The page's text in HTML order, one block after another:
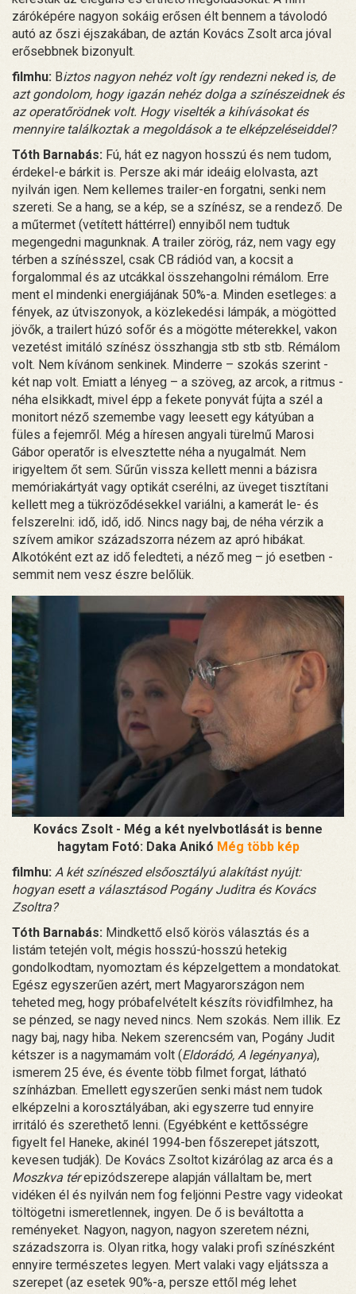
záróképére nagyon sokáig erősen élt bennem a távolodó
autó az őszi éjszakában, de aztán Kovács Zsolt arca jóval
erősebbnek bizonyult.
filmhu: Biztos nagyon nehéz volt így rendezni neked is, de
azt gondolom, hogy igazán nehéz dolga a színészeidnek és
az operatőrödnek volt. Hogy viselték a kihívásokat és
mennyire találkoztak a megoldások a te elképzeléseiddel?
Tóth Barnabás: Fú, hát ez nagyon hosszú és nem tudom,
érdekel-e bárkit is. Persze aki már ideáig elolvasta, azt
nyilván igen. Nem kellemes trailer-en forgatni, senki nem
szereti. Se a hang, se a kép, se a színész, se a rendező. De
a műtermet (vetített háttérrel) ennyiből nem tudtuk
megengedni magunknak. A trailer zörög, ráz, nem vagy egy
térben a színésszel, csak CB rádiód van, a kocsit a
forgalommal és az utcákkal összehangolni rémálom. Erre
ment el mindenki energiájának 50%-a. Minden esetleges: a
fények, az útviszonyok, a közlekedési lámpák, a mögötted
jövők, a trailert húzó sofőr és a mögötte méterekkel, vakon
vezetést imitáló színész összhangja stb stb stb. Rémálom
volt. Nem kívánom senkinek. Minderre – szokás szerint -
két nap volt. Emiatt a lényeg – a szöveg, az arcok, a ritmus -
néha elsikkadt, mivel épp a fekete ponyvát fújta a szél a
monitort néző szemembe vagy leesett egy kátyúban a
füles a fejemről. Még a híresen angyali türelmű Marosi
Gábor operatőr is elvesztette néha a nyugalmát. Nem
irigyeltem őt sem. Sűrűn vissza kellett menni a bázisra
memóriakártyát vagy optikát cserélni, az üveget tisztítani
kellett meg a tükröződésekkel variálni, a kamerát le- és
felszerelni: idő, idő, idő. Nincs nagy baj, de néha vérzik a
szívem amikor századszorra nézem az apró hibákat.
Alkotóként ezt az idő feledteti, a néző meg – jó esetben -
semmit nem vesz észre belőlük.
Kovács Zsolt - Még a két nyelvbotlását is benne
hagytam Fotó: Daka Anikó Még több kép
filmhu: A két színészed elsőosztályú alakítást nyújt:
hogyan esett a választásod Pogány Juditra és Kovács
Zsoltra?
Tóth Barnabás: Mindkettő első körös választás és a
listám tetején volt, mégis hosszú-hosszú hetekig
gondolkodtam, nyomoztam és képzelgettem a mondatokat.
Egész egyszerűen azért, mert Magyarországon nem
teheted meg, hogy próbafelvételt készíts rövidfilmhez, ha
se pénzed, se nagy neved nincs. Nem szokás. Nem illik. Ez
nagy baj, nagy hiba. Nekem szerencsém van, Pogány Judit
kétszer is a nagymamám volt (Eldorádó, A legényanya),
ismerem 25 éve, és évente több filmet forgat, látható
színházban. Emellett egyszerűen senki mást nem tudok
elképzelni a korosztályában, aki egyszerre tud ennyire
irritáló és szerethető lenni. (Egyébként e kettősségre
figyelt fel Haneke, akinél 1994-ben főszerepet játszott,
kevesen tudják). De Kovács Zsoltot kizárólag az arca és a
Moszkva térepizódszerepe alapján vállaltam be, mert
vidéken él és nyilván nem fog feljönni Pestre vagy videokat
töltögetni ismeretlennek, ingyen. De ő is beváltotta a
reményeket. Nagyon, nagyon, nagyon szeretem nézni,
századszorra is. Olyan ritka, hogy valaki profi színészként
ennyire természetes legyen. Mert valaki vagy eljátssza a
szerepet (az esetek 90%-a, persze ettől még lehet